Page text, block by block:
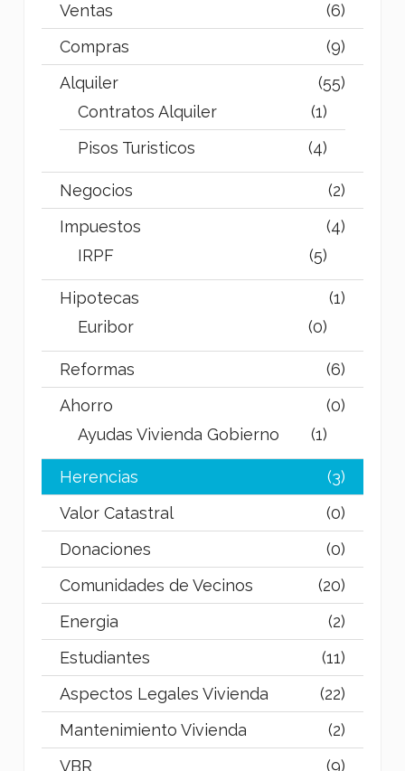
Ventas
(6)
Compras
(9)
Alquiler
(55)
Contratos Alquiler
(1)
Pisos Turisticos
(4)
Negocios
(2)
Impuestos
(4)
IRPF
(5)
Hipotecas
(1)
Euribor
(0)
Reformas
(6)
Ahorro
(0)
Ayudas Vivienda Gobierno
(1)
Herencias
(3)
Valor Catastral
(0)
Donaciones
(0)
Comunidades de Vecinos
(20)
Energia
(2)
Estudiantes
(11)
Aspectos Legales Vivienda
(22)
Mantenimiento Vivienda
(2)
VBR
(9)